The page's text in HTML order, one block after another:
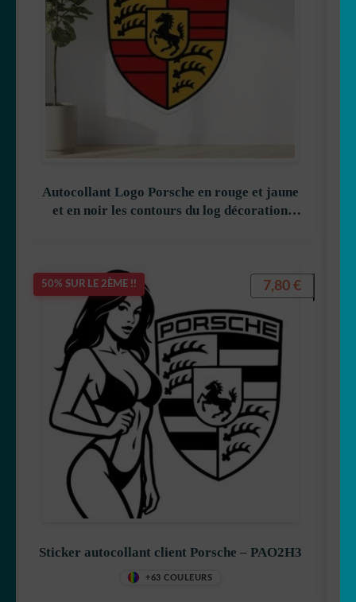
Autocollant Logo Porsche en rouge et jaune
et en noir les contours du log décoration
50% SUR LE 2ÈME !!
Sticker autocollant client Porsche – PAO2H3
+63 COULEURS
7,80 €